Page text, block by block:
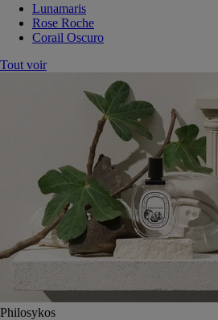
Lunamaris
Rose Roche
Corail Oscuro
Tout voir
Philosykos